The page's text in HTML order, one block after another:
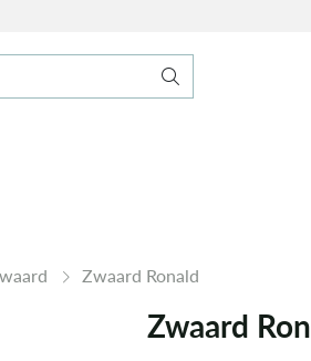
Zwaard Ronald
Zwaard